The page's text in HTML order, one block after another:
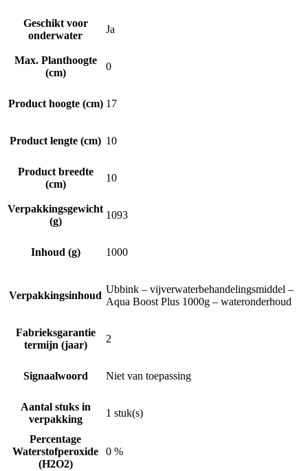
Geschikt voor
onderwater
Ja
Max. Planthoogte
(cm)
0
Product hoogte (cm) 17
Product lengte (cm) 10
Product breedte
(cm)
10
Verpakkingsgewicht
(g)
1093
Inhoud (g) 1000
Verpakkingsinhoud
Ubbink – vijverwaterbehandelingsmiddel –
Aqua Boost Plus 1000g – wateronderhoud
Fabrieksgarantie
termijn (jaar)
2
Signaalwoord Niet van toepassing
Aantal stuks in
verpakking
1 stuk(s)
Percentage
Waterstofperoxide
(H2O2)
0 %